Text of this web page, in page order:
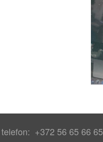
telefon: +372 56 65 66 65